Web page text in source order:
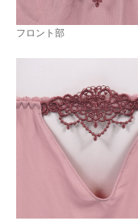
フロント部